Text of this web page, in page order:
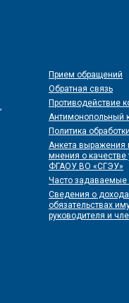
Прием обращений
Обратная связь
Противодействие
Антимонопольный
Политика
Анкета выражения
мнения о качестве
ФГАОУ ВО «СГЭУ»
Часто задаваемые
Сведения о
обязательствах
руководителя и